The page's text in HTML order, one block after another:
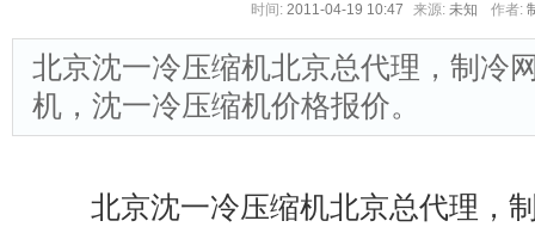
时间: 2011-04-19 10:47 来源: 未知 作者:
北京沈一冷压缩机北京总代理，制冷
机，沈一冷压缩机价格报价。
北京沈一冷压缩机北京总代理，制